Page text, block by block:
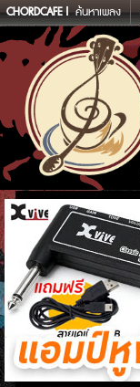
CHORDCAFE ค้นหาเพลง